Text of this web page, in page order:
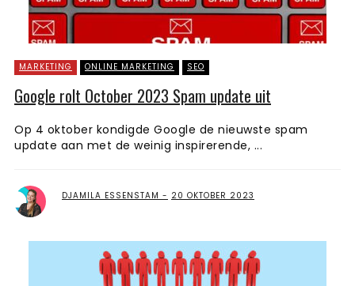
MARKETING ONLINE MARKETING SEO
Google rolt October 2023 Spam update uit
Op 4 oktober kondigde Google de nieuwste spam
update aan met de weinig inspirerende, ...
DJAMILA ESSENSTAM 20 OKTOBER 2023